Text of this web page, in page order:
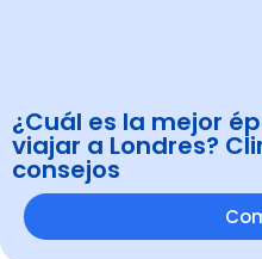
¿Cuál es la mejor
viajar a Londres?
consejos